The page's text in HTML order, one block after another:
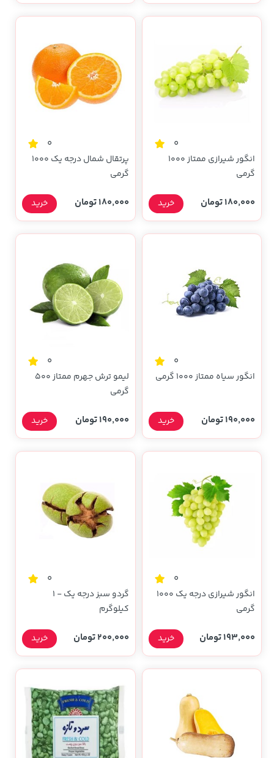
0
انگور شیرازی ممتاز 1000
گرمی
180,000 تومان خرید
0
پرتقال شمال درجه یک 1000
گرمی
180,000 تومان خرید
0
انگور سیاه ممتاز 1000 گرمی
190,000 تومان خرید
0
لیمو ترش جهرم ممتاز 500
گرمی
190,000 تومان خرید
0
انگور شیرازی درجه یک 1000
گرمی
193,000 تومان خرید
0
گردو سبز درجه یک - 1
کیلوگرم
200,000 تومان خرید